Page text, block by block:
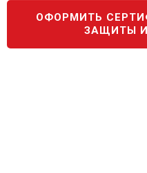
ОФОРМИТЬ
ЗАЩИТЫ